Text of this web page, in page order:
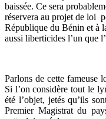
baissée. Ce sera
réservera au projet de loi
République du Bénin et à
aussi liberticides l’un que
Parlons de cette fameuse
Si l’on considère tout le
été l’objet, jetés qu’ils
Premier Magistrat du